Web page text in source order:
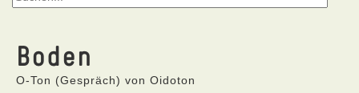
Boden
O-Ton (Gespräch) von Oidoton